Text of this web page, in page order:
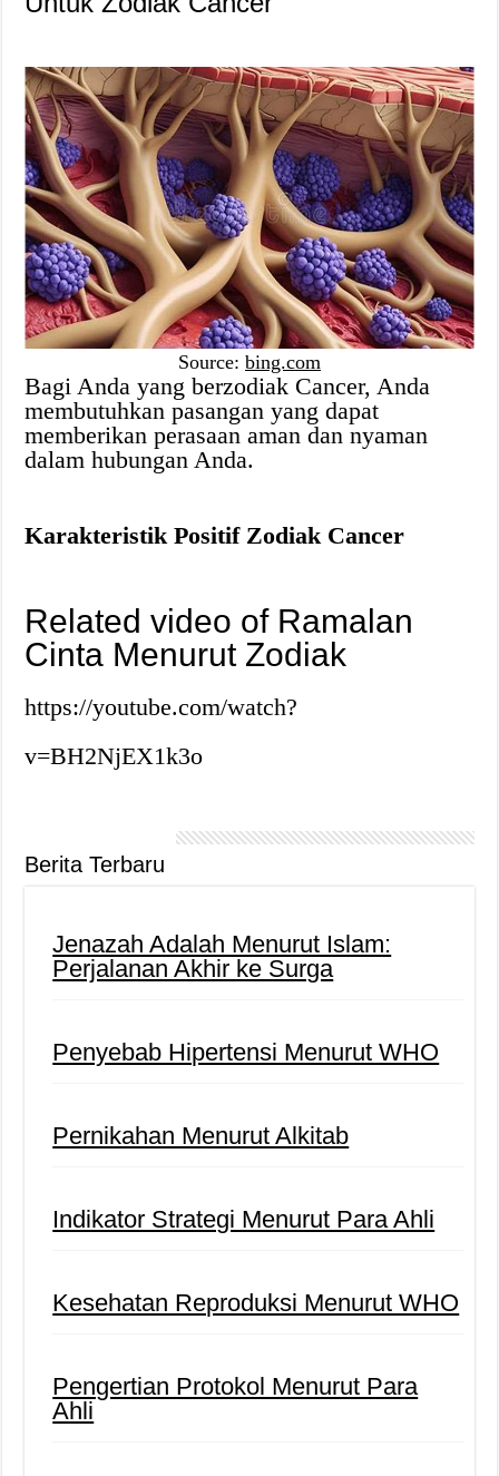
Source: bing.com
Bagi Anda yang berzodiak Cancer, Anda
membutuhkan pasangan yang dapat
memberikan perasaan aman dan nyaman
dalam hubungan Anda.
Karakteristik Positif Zodiak Cancer
Related video of Ramalan
Cinta Menurut Zodiak
https://youtube.com/watch?
v=BH2NjEX1k3o
Berita Terbaru
Jenazah Adalah Menurut Islam:
Perjalanan Akhir ke Surga
Penyebab Hipertensi Menurut WHO
Pernikahan Menurut Alkitab
Indikator Strategi Menurut Para Ahli
Kesehatan Reproduksi Menurut WHO
Pengertian Protokol Menurut Para
Ahli